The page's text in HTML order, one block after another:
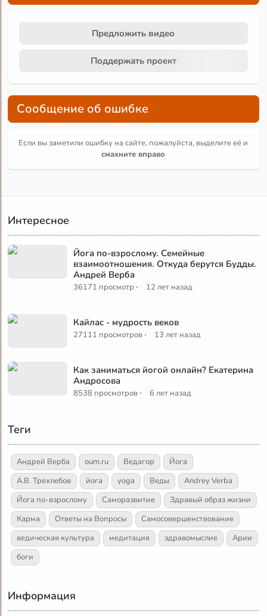
Предложить видео
Поддержать проект
Сообщение об ошибке
Если вы заметили ошибку на сайте, пожалуйста, выделите её и
смахните вправо
Интересное
Йога по-взрослому. Семейные
взаимоотношения. Откуда берутся Будды.
Андрей Верба
36171 просмотр · 12 лет назад
Кайлас - мудрость веков
27111 просмотров · 13 лет назад
Как заниматься йогой онлайн? Екатерина
Андросова
8538 просмотров · 6 лет назад
Теги
Андрей Верба oum.ru Ведагор
Йога
А.В. Трехлебов
йога yoga Веды
Andrey Verba
Йога по-взрослому
Саморазвитие
Здравый образ жизни
Карма
Ответы на Вопросы
Самосовершенствование
ведическая культура
медитация здравомыслие
Арии
боги
Информация